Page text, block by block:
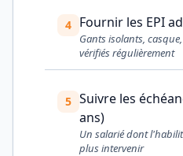
4 Fournir les EPI
Gants isolants,
vérifiés régulièrement
5 Suivre les
ans)
Un salarié dont
plus intervenir